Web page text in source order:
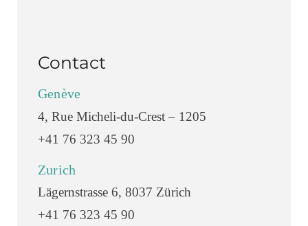
Contact
Genève
4, Rue Micheli-du-Crest – 1205
+41 76 323 45 90
Zurich
Lägernstrasse 6, 8037 Zürich
+41 76 323 45 90